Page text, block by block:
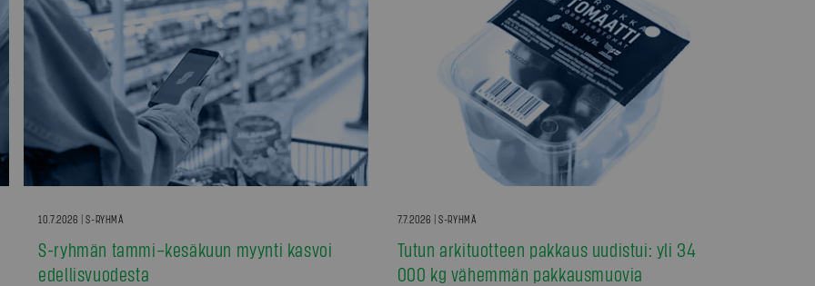
10.7.2026 | S-RYHMÄ
S-ryhmän tammi–kesäkuun myynti kasvoi
edellisvuodesta
7.7.2026 | S-RYHMÄ
Tutun arkituotteen pakkaus uudistui: yli 34
000 kg vähemmän pakkausmuovia